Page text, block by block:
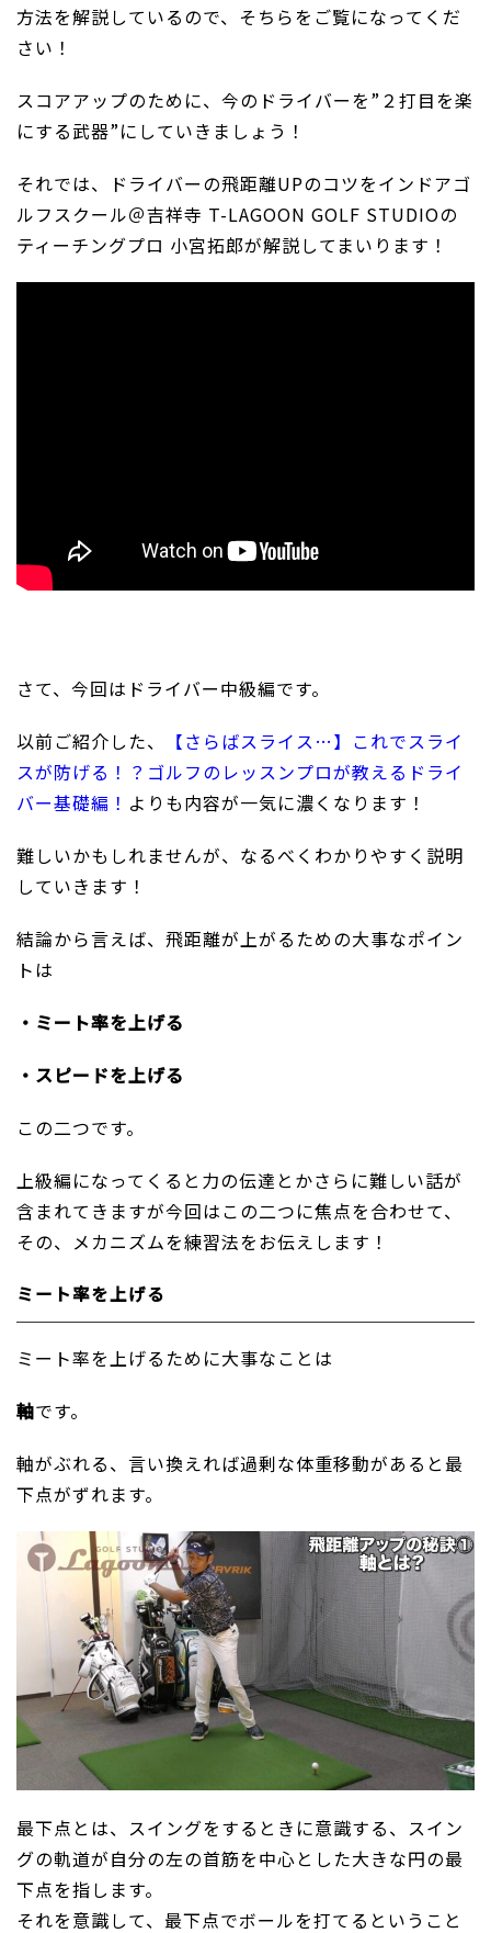
方法を解説しているので、そちらをご覧になってくだ
さい！
スコアアップのために、今のドライバーを”２打目を楽
にする武器”にしていきましょう！
それでは、ドライバーの飛距離UPのコツをインドアゴ
ルフスクール＠吉祥寺 T-LAGOON GOLF STUDIOの
ティーチングプロ 小宮拓郎が解説してまいります！
さて、今回はドライバー中級編です。
以前ご紹介した、
【さらばスライス…】これでスライ
スが防げる！？ゴルフのレッスンプロが教えるドライ
バー基礎編！ よりも内容が一気に濃くなります！
難しいかもしれませんが、なるべくわかりやすく説明
していきます！
結論から言えば、飛距離が上がるための大事なポイン
トは
・ミート率を上げる
・スピードを上げる
この二つです。
上級編になってくると力の伝達とかさらに難しい話が
含まれてきますが今回はこの二つに焦点を合わせて、
その、メカニズムを練習法をお伝えします！
ミート率を上げる
ミート率を上げるために大事なことは
軸です。
軸がぶれる、言い換えれば過剰な体重移動があると最
下点がずれます。
最下点とは、スイングをするときに意識する、スイン
グの軌道が自分の左の首筋を中心とした大きな円の最
下点を指します。
それを意識して、最下点でボールを打てるということ